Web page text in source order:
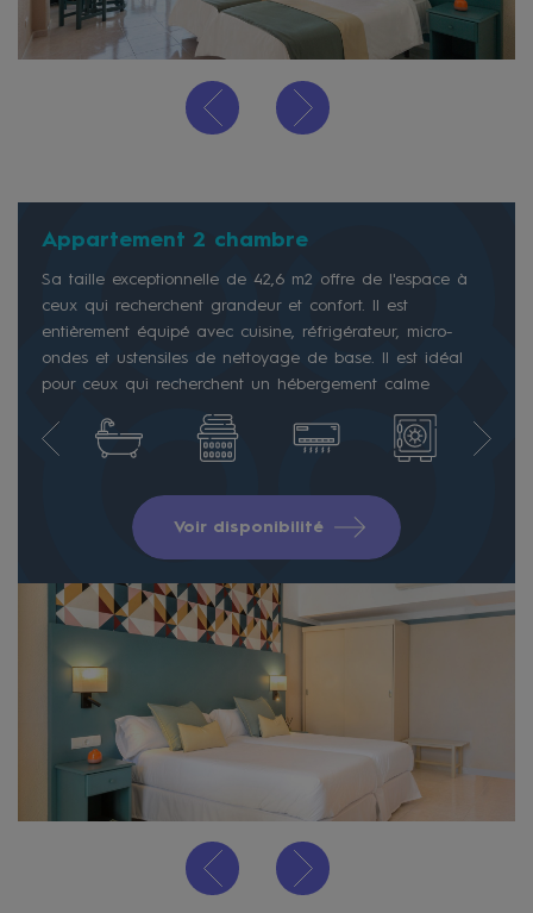
Appartement 2 chambre
Sa taille exceptionnelle de 42,6 m2 offre de l'espace à
ceux qui recherchent grandeur et confort. Il est
entièrement équipé avec cuisine, réfrigérateur, micro-
ondes et ustensiles de nettoyage de base. Il est idéal
pour ceux qui recherchent un hébergement calme
Voir disponibilité